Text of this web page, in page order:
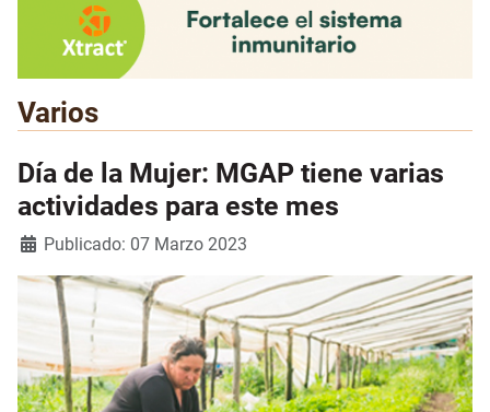
Varios
Día de la Mujer: MGAP tiene varias
actividades para este mes
Detalles
Publicado: 07 Marzo 2023